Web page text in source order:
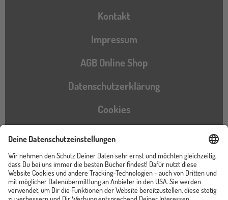
Kontakt
Impressum
AGB Online Shop
Datenschutzerklärung
Cookies
Barrierefreiheitserklärung
Instagram
TikTokPinterestYouTubeFacebook